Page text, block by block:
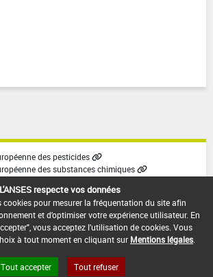
des pesticides
des substances chimiques
L'ANSES respecte vos données
cookies pour mesurer la fréquentation du site afin
et d'optimiser votre expérience utilisateur. En
vous acceptez l'utilisation de cookies. Vous
à tout moment en cliquant sur Mentions légales
Tout accepter Tout refuser